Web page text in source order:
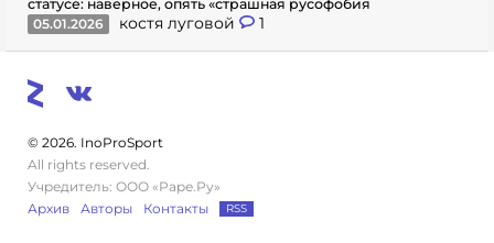
статусе: наверное, опять «страшная русофобия
05.01.2026
костя луговой 1
© 2026. InoProSport
All rights reserved.
Учредитель: ООО «Раре.Ру»
Архив
Авторы Контакты RSS